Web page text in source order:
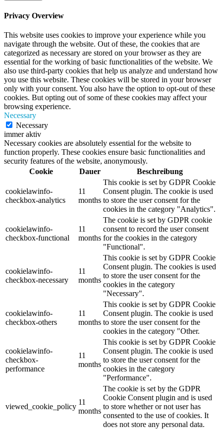
Privacy Overview
This website uses cookies to improve your experience while you
navigate through the website. Out of these, the cookies that are
categorized as necessary are stored on your browser as they are
essential for the working of basic functionalities of the website. We
also use third-party cookies that help us analyze and understand how
you use this website. These cookies will be stored in your browser
only with your consent. You also have the option to opt-out of these
cookies. But opting out of some of these cookies may affect your
browsing experience.
Necessary
Necessary
immer aktiv
Necessary cookies are absolutely essential for the website to
function properly. These cookies ensure basic functionalities and
security features of the website, anonymously.
Cookie
Dauer Beschreibung
cookielawinfo-
checkbox-analytics
11
months
This cookie is set by GDPR Cookie
Consent plugin. The cookie is used
to store the user consent for the
cookies in the category "Analytics".
cookielawinfo-
checkbox-functional
11
months
The cookie is set by GDPR cookie
consent to record the user consent
for the cookies in the category
"Functional".
cookielawinfo-
checkbox-necessary
11
months
This cookie is set by GDPR Cookie
Consent plugin. The cookies is used
to store the user consent for the
cookies in the category
"Necessary".
cookielawinfo-
checkbox-others
11
months
This cookie is set by GDPR Cookie
Consent plugin. The cookie is used
to store the user consent for the
cookies in the category "Other.
cookielawinfo-
checkbox-
performance
11
months
This cookie is set by GDPR Cookie
Consent plugin. The cookie is used
to store the user consent for the
cookies in the category
"Performance".
viewed_cookie_policy
11
months
The cookie is set by the GDPR
Cookie Consent plugin and is used
to store whether or not user has
consented to the use of cookies. It
does not store any personal data.